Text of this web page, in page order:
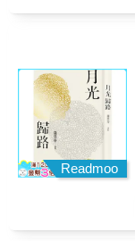
Readmoo